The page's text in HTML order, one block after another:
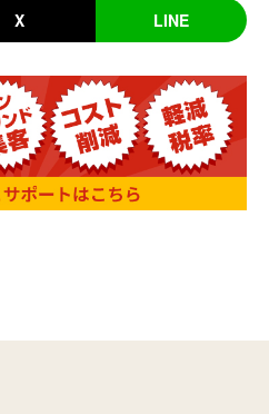
X LINE